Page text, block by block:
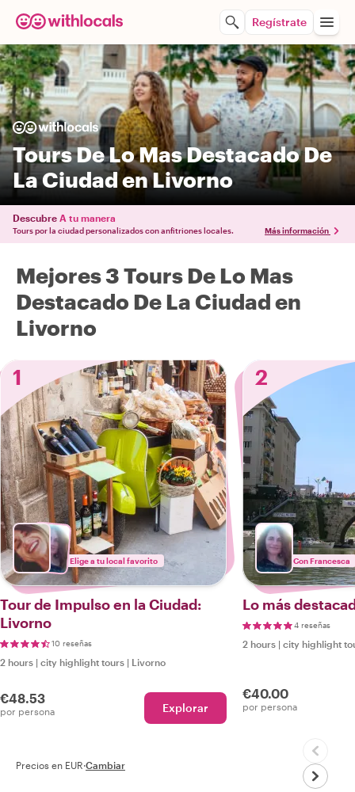
Regístrate
Tours De Lo Mas Destacado De
La Ciudad en Livorno
Descubre A tu manera
Tours por la ciudad personalizados con anfitriones locales. Más información
Mejores 3 Tours De Lo Mas
Destacado De La Ciudad en
Livorno
1
Elige a tu local favorito
Tour de Impulso en la Ciudad:
Livorno
10 reseñas
2 hours | city highlight tours | Livorno
€48.53
por persona Explorar
2
Con Francesca
Lo más
4 reseñas
2 hours | city highlight
€40.00
por persona
Precios en EUR·Cambiar